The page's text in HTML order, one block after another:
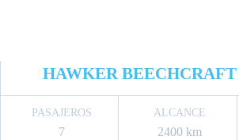
HAWKER BEECHCRAFT
PASAJEROS
7
ALCANCE
2400 km